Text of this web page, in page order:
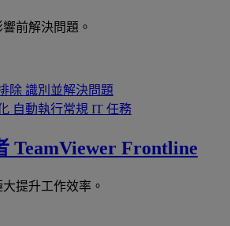
前解決問題。
除 識別並解決問題
自動執行常規 IT 任務
TeamViewer Frontline
提升工作效率。